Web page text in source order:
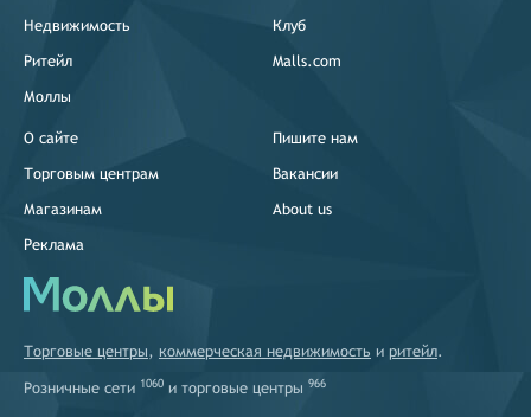
Недвижимость
Ритейл
Моллы
Клуб
Malls.com
О сайте
Торговым центрам
Магазинам
Реклама
Пишите нам
Вакансии
About us
Торговые центры, коммерческая недвижимость и ритейл.
Розничные сети 1060 и торговые центры 966